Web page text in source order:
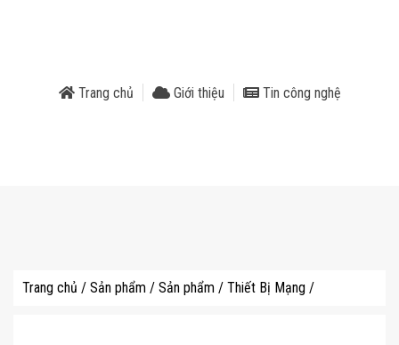
Trang chủ Giới thiệu Tin công nghệ
Trang chủ / Sản phẩm / Sản phẩm / Thiết Bị Mạng /